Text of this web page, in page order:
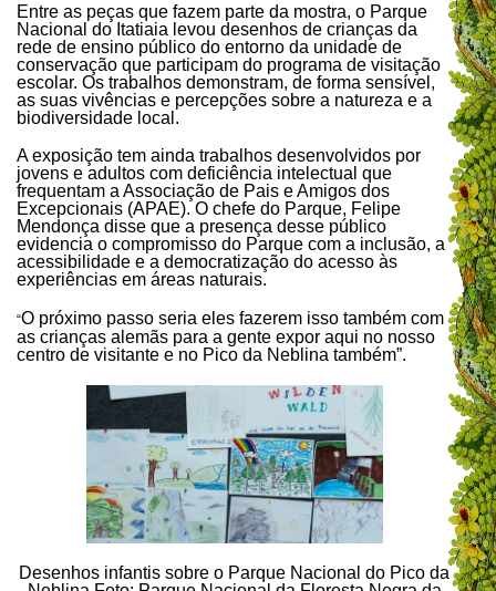
Entre as peças que fazem parte da mostra, o Parque
Nacional do Itatiaia levou desenhos de crianças da
rede de ensino público do entorno da unidade de
conservação que participam do programa de visitação
escolar. Os trabalhos demonstram, de forma sensível,
as suas vivências e percepções sobre a natureza e a
biodiversidade local.
A exposição tem ainda trabalhos desenvolvidos por
jovens e adultos com deficiência intelectual que
frequentam a Associação de Pais e Amigos dos
Excepcionais (APAE). O chefe do Parque, Felipe
Mendonça disse que a presença desse público
evidencia o compromisso do Parque com a inclusão, a
acessibilidade e a democratização do acesso às
experiências em áreas naturais.
“O próximo passo seria eles fazerem isso também com
as crianças alemãs para a gente expor aqui no nosso
centro de visitante e no Pico da Neblina também”.
Desenhos infantis sobre o Parque Nacional do Pico da